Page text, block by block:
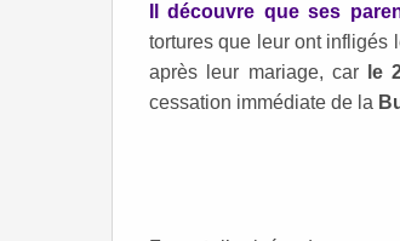
Il découvre que ses
tortures que leur ont infligés
après leur mariage, car
le
cessation immédiate de la